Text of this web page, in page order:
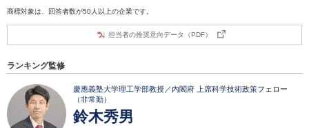
商標対象は、回答者数が50人以上の企業です。
担当者の推奨意向データ（PDF）
ランキング監修
慶應義塾大学理工学部教授／内閣府 上席科学技術政策フェロー
（非常勤）
鈴木秀男